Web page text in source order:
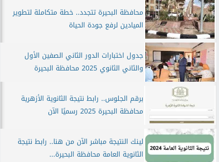
محافظة البحيرة تتجدد.. خطة متكاملة لتطوير
الميادين لرفع جودة الحياة
جدول اختبارات الدور الثاني الصفين الأول
والثاني الثانوي 2025 محافظة البحيرة
برقم الجلوس.. رابط نتيجة الثانوية الأزهرية
محافظة البحيرة 2025 رسميًا الآن
لينك النتيجة مباشر الآن من هنا.. رابط نتيجة
الثانوية العامة محافظة البحيرة...